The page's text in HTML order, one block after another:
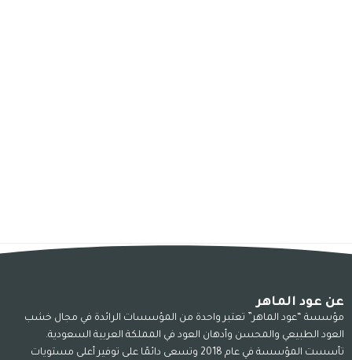
عن عود الماهر
مؤسسة “عود الماهر” تعتبر واحدة من المؤسسات الرائدة في مجال خشب
العود الطبيعي والمحسن وأدهان العود في المملكة العربية السعودية.
تأسست المؤسسة في عام 2018 وتسعى دائمًا على توفير أعلى مستويات